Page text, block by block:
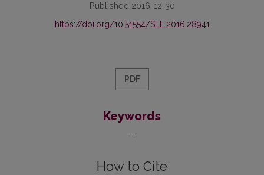
Published 2016-12-30
https://doi.org/10.51554/SLL.2016.28941
PDF
Keywords
-
How to Cite